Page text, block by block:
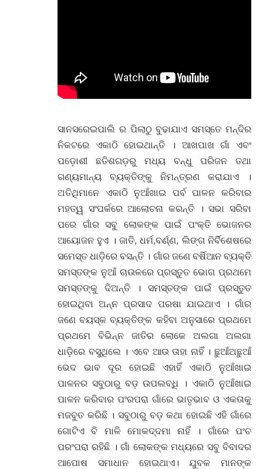
ସାନସରେଇପାଲି ର ପିଲାଠୁ ବୁଢାଯାଏ ସମସ୍ତେ ମନ୍ଦିର
ନିକଟରେ ଏକାଠି ହୋଇଥାନ୍ତି । ଆଖପାଖ ଗାଁ ଏବଂ
ପଡ଼ୋଶୀ ଛତିଶଗଡ଼ରୁ ମଧ୍ୟ ବନ୍ଧୁ ପରିଜନ ତଥା
ଗଣ୍ୟମାନ୍ୟ ବ୍ୟକ୍ତିଙ୍କୁ ନିମନ୍ତ୍ରଣ କରାଯାଏ ।
ଅତିଥିମାନେ ଏକାଠି ନୁଆଁଖାଇ ପର୍ବ ପାଳନ କରିବାର
ମହତ୍ୱ ସଂପର୍କରେ ଆଲୋଚନା କରନ୍ତି । ସଭା ସରିବା
ପରେ ଗାଁର ସବୁ ଲୋକଙ୍କ ପାଇଁ ପଂକ୍ତି ଭୋଜନର
ଆୟୋଜନ ହୁଏ । ଜାତି, ଧର୍ମ,ବର୍ଣ୍ଣ, ଲିଙ୍ଗ ନିର୍ବିଶେଷରେ
ସମେସ୍ତ ଧାଡ଼ିରେ ବସନ୍ତି । ଗାଁର ଜଣେ ବର୍ଷିଆନ ବ୍ୟକ୍ତି
ସମସ୍ତଙ୍କ ନୁଆଁ ଚାଉଳରେ ପ୍ରସ୍ତୁତ ଭୋଗ ପ୍ରଥମେ
ସମସ୍ତଙ୍କୁ ଦିଅନ୍ତି । ସମସ୍ତଙ୍କ ପାଇଁ ପ୍ରସ୍ତୁତ
ହୋଇଥିବା ଅନ୍ନ ପ୍ରସାଦ ପରଷା ଯାଇଥାଏ । ଗାଁର
ଜଣେ ବୟସ୍କ ବ୍ୟକ୍ତିଙ୍କ କହିବା ଅନୁସାରେ ପ୍ରଥମେ
ପ୍ରଥମେ ବିଭିନ୍ନ ଜାତିର ଲୋକେ ଅଲଗା ଅଲଗା
ଧାଡ଼ିରେ ବସୁଥିଲେ । ଏବେ ଆଉ ତାହା ନାହିଁ । ଛୁଆଁଅଛୁଆଁ
ଭେଦ ଭାବ ଦୂର ହୋଇଛି ଏହାହିଁ ଏକାଠି ନୁଆଁଖାଇ
ପାଳନର ସବୁଠାରୁ ବଡ଼ ଉପଲବ୍ଧି । ଏକାଠି ନୁଆଁଖାଇ
ପାଳନ କରିବାର ପଂରପରା ଗାଁରେ ଭାତୃଭାବ ଓ ଏକତାକୁ
ମଜବୁତ କରିଛି । ସବୁଠାରୁ ବଡ଼ କଥା ହୋଇଛି ଏହି ଗାଁରେ
ଗୋଟିଏ ବି ମାଳି ମୋକଦ୍ଦମା ନାହିଁ । ଗାଁରେ ପଂଚ
ପରଂପରା ରହିଛି । ଗାଁ ଲୋକଙ୍କ ମଧ୍ୟରେ ସବୁ ବିବାଦର
ଆପୋଷ ସମାଧାନ ହୋଇଥାଏ। ଯୁବକ ମାନଙ୍କ